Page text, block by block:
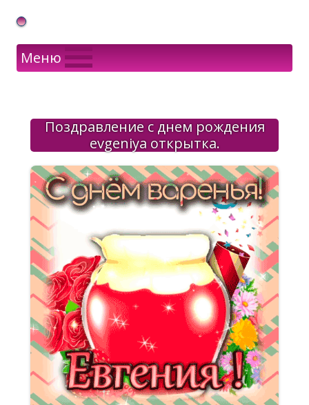
Gif Открытки в подарок
Меню
Поздравление с днем рождения
evgeniya открытка.